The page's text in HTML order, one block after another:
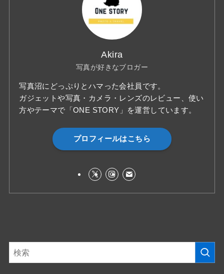
Akira
写真が好きなブロガー
写真沼にどっぷりとハマった会社員です。
ガジェットや写真・カメラ・レンズのレビュー、使い
方やテーマで「ONE STORY」を運営しています。
プロフィールはこちら